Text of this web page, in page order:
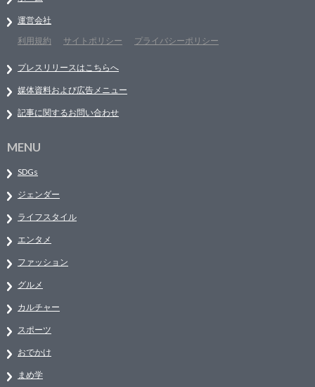
運営会社
利用規約
サイトポリシー プライバシーポリシー
プレスリリースはこちらへ
媒体資料および広告メニュー
記事に関するお問い合わせ
MENU
SDGs
ジェンダー
ライフスタイル
エンタメ
ファッション
グルメ
カルチャー
スポーツ
おでかけ
まめ学